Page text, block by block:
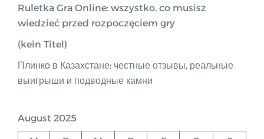
Ruletka Gra Online: wszystko, co musisz
wiedzieć przed rozpoczęciem gry
(kein Titel)
Плинко в Казахстане: честные отзывы, реальные
выигрыши и подводные камни
August 2025